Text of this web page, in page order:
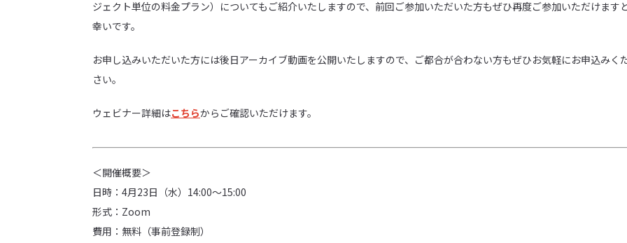
ジェクト単位の料金プラン）についてもご紹介いたしますので、前回ご参加いただいた方もぜひ再度ご参加いただけます
幸いです。
お申し込みいただいた方には後日アーカイブ動画を公開いたしますので、ご都合が合わない方もぜひお気軽にお申込みく
さい。
ウェビナー詳細はこちらからご確認いただけます。
＜開催概要＞
日時：4月23日（水）14:00～​15:00
形式：Zoom
費用：無料（事前登録制）